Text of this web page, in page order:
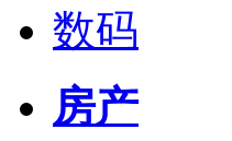
数码
房产